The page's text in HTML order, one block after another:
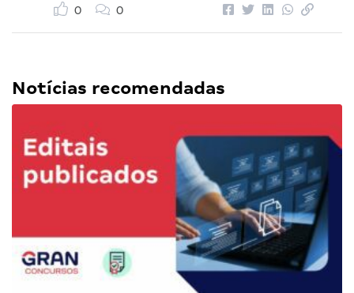
0 0
Notícias recomendadas